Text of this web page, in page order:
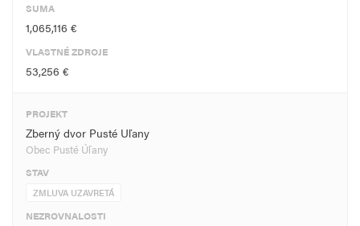
SUMA
1,065,116 €
VLASTNÉ ZDROJE
53,256 €
PROJEKT
Zberný dvor Pusté Uľany
Obec Pusté Úľany
STAV
ZMLUVA UZAVRETÁ
NEZROVNALOSTI